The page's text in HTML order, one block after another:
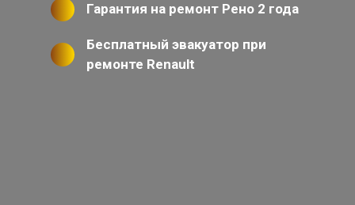
Гарантия на ремонт Рено 2 года
Бесплатный эвакуатор при
ремонте Renault